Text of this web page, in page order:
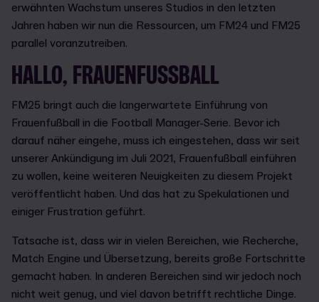
erwähnten Wachstum unseres Studios in den letzten
Jahren haben wir nun die Ressourcen, um FM24 und FM25
parallel voranzutreiben.
HALLO, FRAUENFUSSBALL
FM25 bringt auch die langerwartete Einführung von
Frauenfußball in die Football Manager-Serie. Bevor ich
darauf näher eingehe, muss ich eingestehen, dass wir seit
unserer Ankündigung im Juli 2021, Frauenfußball einführen
zu wollen, keine weiteren Neuigkeiten zu diesem Projekt
veröffentlicht haben. Und das hat zu Spekulationen und
einiger Frustration geführt.
Tatsache ist, dass wir in vielen Bereichen, wie Recherche,
Match Engine und Übersetzung, bereits große Fortschritte
gemacht haben. In anderen Bereichen sind wir jedoch noch
nicht weit genug, und viel davon betrifft rechtliche Dinge.